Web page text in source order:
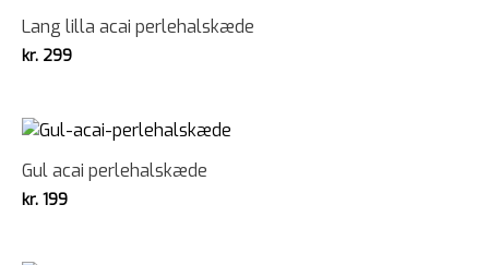
Lang lilla acai perlehalskæde
kr. 299
Gul acai perlehalskæde
kr. 199